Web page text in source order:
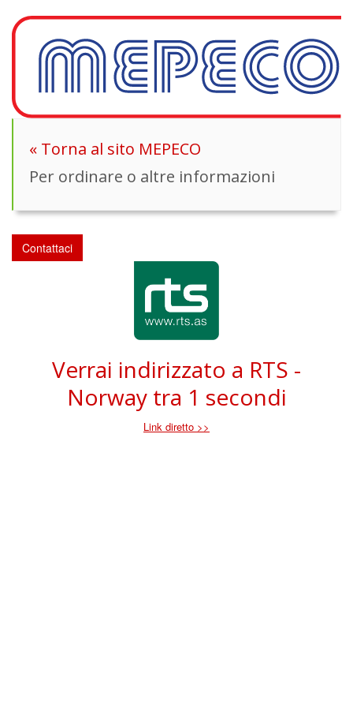
« Torna al sito MEPECO
Per ordinare o altre informazioni
Contattaci
Verrai indirizzato a RTS -
Norway tra 1 secondi
Link diretto >>